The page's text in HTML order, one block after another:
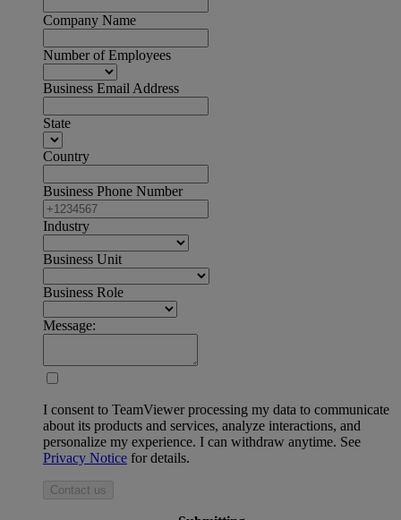
Company Name
Number of Employees
Business Email Address
State
Country
Business Phone Number
Industry
Business Unit
Business Role
Message:
I consent to TeamViewer processing my data to communicate
about its products and services, analyze interactions, and
personalize my experience. I can withdraw anytime. See
Privacy Notice for details.
Contact us